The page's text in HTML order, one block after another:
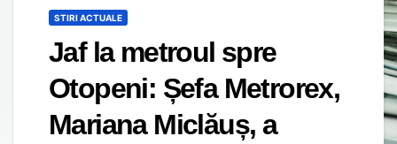
STIRI ACTUALE
Jaf la metroul spre
Otopeni: Șefa Metrorex,
Mariana Miclăuș, a